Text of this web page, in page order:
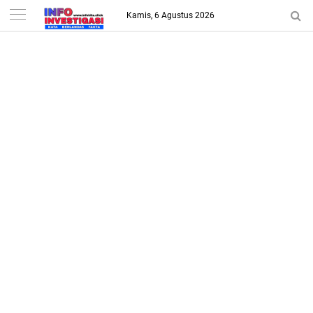
-->
Kamis, 6 Agustus 2026